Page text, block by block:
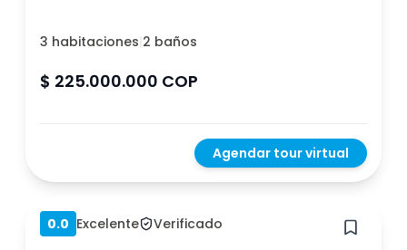
3 habitaciones|2 baños
$ 225.000.000 COP
Agendar tour virtual
Hace 1 año
0.0 Excelente Verificado